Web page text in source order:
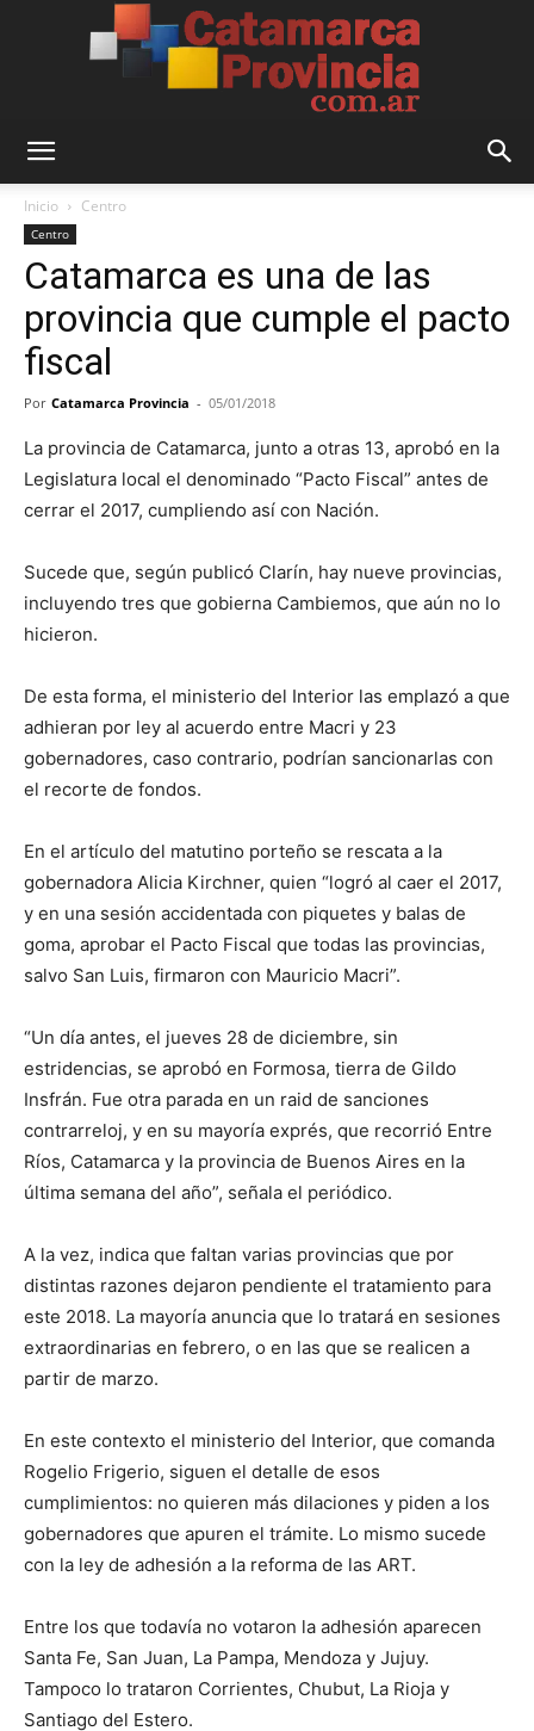
Provincia
Inicio Centro
Centro
Catamarca es una de las
provincia que cumple el pacto
fiscal
Por Catamarca Provincia - 05/01/2018
La provincia de Catamarca, junto a otras 13, aprobó en la
Legislatura local el denominado “Pacto Fiscal” antes de
cerrar el 2017, cumpliendo así con Nación.
Sucede que, según publicó Clarín, hay nueve provincias,
incluyendo tres que gobierna Cambiemos, que aún no lo
hicieron.
De esta forma, el ministerio del Interior las emplazó a que
adhieran por ley al acuerdo entre Macri y 23
gobernadores, caso contrario, podrían sancionarlas con
el recorte de fondos.
En el artículo del matutino porteño se rescata a la
gobernadora Alicia Kirchner, quien “logró al caer el 2017,
y en una sesión accidentada con piquetes y balas de
goma, aprobar el Pacto Fiscal que todas las provincias,
salvo San Luis, firmaron con Mauricio Macri”.
“Un día antes, el jueves 28 de diciembre, sin
estridencias, se aprobó en Formosa, tierra de Gildo
Insfrán. Fue otra parada en un raid de sanciones
contrarreloj, y en su mayoría exprés, que recorrió Entre
Ríos, Catamarca y la provincia de Buenos Aires en la
última semana del año”, señala el periódico.
A la vez, indica que faltan varias provincias que por
distintas razones dejaron pendiente el tratamiento para
este 2018. La mayoría anuncia que lo tratará en sesiones
extraordinarias en febrero, o en las que se realicen a
partir de marzo.
En este contexto el ministerio del Interior, que comanda
Rogelio Frigerio, siguen el detalle de esos
cumplimientos: no quieren más dilaciones y piden a los
gobernadores que apuren el trámite. Lo mismo sucede
con la ley de adhesión a la reforma de las ART.
Entre los que todavía no votaron la adhesión aparecen
Santa Fe, San Juan, La Pampa, Mendoza y Jujuy.
Tampoco lo trataron Corrientes, Chubut, La Rioja y
Santiago del Estero.